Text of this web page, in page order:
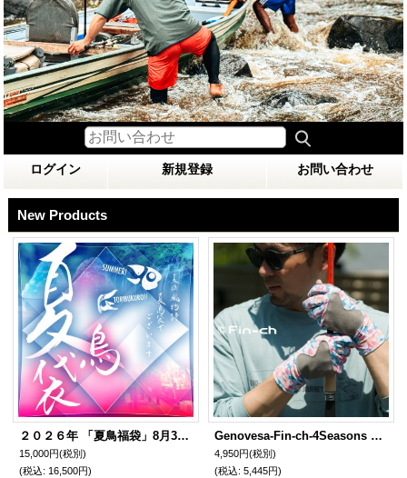
ログイン 新規登録 お問い合わせ
New Products
２０２６年 「夏鳥福袋」8月3日より順次発送開始
15,000円(税別)
(税込: 16,500円)
Genovesa-Fin-ch-4Seasons Glove (ヘノベサフィンチ4シーズングローブ) 御入色（おいり）
4,950円(税別)
(税込: 5,445円)